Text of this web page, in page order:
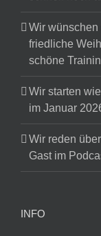
Wir
friedliche
schöne
Wir starten
im Januar
Wir reden
Gast im
INFO